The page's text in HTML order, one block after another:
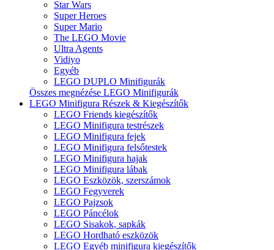
Star Wars
Super Heroes
Super Mario
The LEGO Movie
Ultra Agents
Vidiyo
Egyéb
LEGO DUPLO Minifigurák
Összes megnézése LEGO Minifigurák
LEGO Minifigura Részek & Kiegészítők
LEGO Friends kiegészítők
LEGO Minifigura testrészek
LEGO Minifigura fejek
LEGO Minifigura felsőtestek
LEGO Minifigura hajak
LEGO Minifigura lábak
LEGO Eszközök, szerszámok
LEGO Fegyverek
LEGO Pajzsok
LEGO Páncélok
LEGO Sisakok, sapkák
LEGO Hordható eszközök
LEGO Egyéb minifigura kiegészítők